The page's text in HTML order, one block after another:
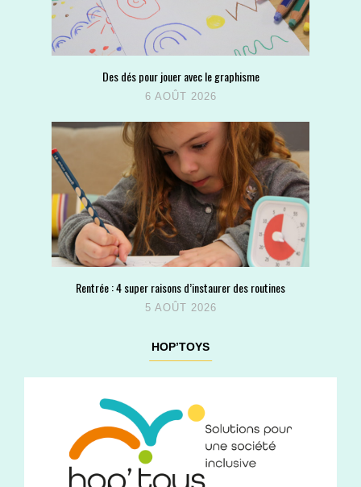
Des dés pour jouer avec le graphisme
6 AOÛT 2026
Rentrée : 4 super raisons d’instaurer des routines
5 AOÛT 2026
HOP’TOYS